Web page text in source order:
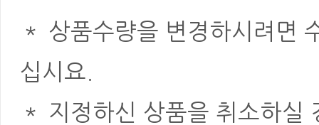
＊ 상품수량을 변경하시려면
십시요.
＊ 지정하신 상품을 취소하실